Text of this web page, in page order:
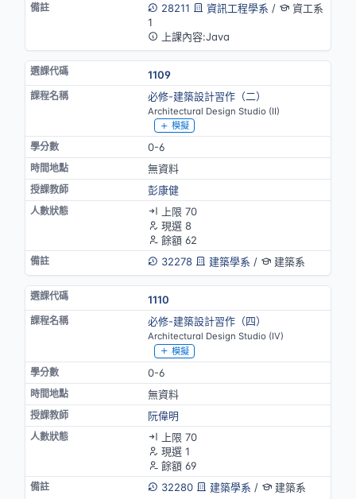
28211
資訊工程學系 /
資工系
1
上課內容:Java
1109
必修-建築設計習作（二）
Architectural Design Studio (II)
模擬
0-6
無資料
彭康健
上限 70
現選 8
餘額 62
32278
建築學系 / 建築系
1110
必修-建築設計習作（四）
Architectural Design Studio (IV)
模擬
0-6
無資料
阮偉明
上限 70
現選 1
餘額 69
32280
建築學系 / 建築系